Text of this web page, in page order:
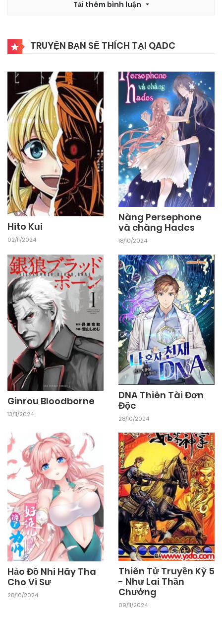
Tải thêm bình luận
TRUYỆN BẠN SẼ THÍCH TẠI QADC
Hito Kui
02/11/2024
Nàng Persephone
và chàng Hades
18/10/2024
Ginrou Bloodborne
13/11/2024
DNA Thiên Tài Đơn
Độc
28/10/2024
Hảo Đồ Nhi Hãy Tha
Cho Vi Sư
28/10/2024
Thiên Tử Truyền Kỳ 5
- Như Lai Thần
Chưởng
09/11/2024